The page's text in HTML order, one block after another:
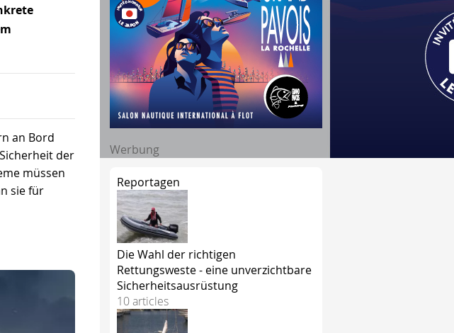
an Bord
der
müssen
sie für
Werbung
Reportagen
Die Wahl der richtigen
Rettungsweste - eine unverzichtbare
Sicherheitsausrüstung
10 articles